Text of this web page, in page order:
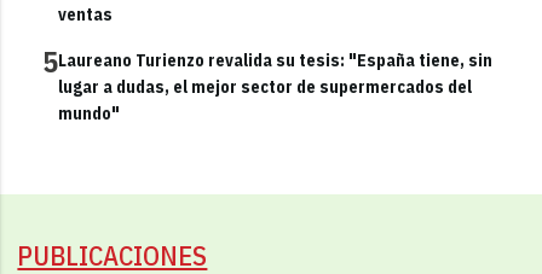
ventas
5Laureano Turienzo revalida su tesis: "España tiene, sin
lugar a dudas, el mejor sector de supermercados del
mundo"
PUBLICACIONES